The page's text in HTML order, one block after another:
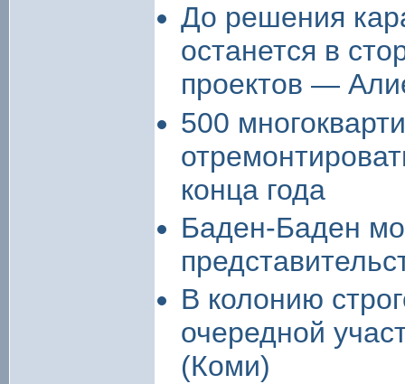
До решения
останется в
проектов —
500
конца года
Баден-Баден
В колонию
очередной
(Коми)